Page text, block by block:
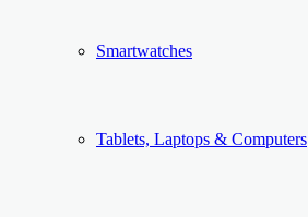
Smartwatches
Tablets, Laptops & Computers